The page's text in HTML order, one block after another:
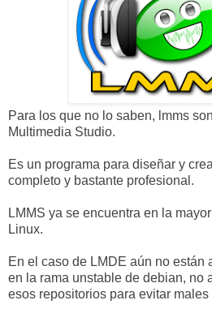
Para los que no lo saben, lmms
Multimedia Studio.
Es un programa para diseñar y
completo y bastante profesional.
LMMS ya se encuentra en la
Linux.
En el caso de LMDE aún no están
en la rama unstable de debian, no
esos repositorios para evitar males